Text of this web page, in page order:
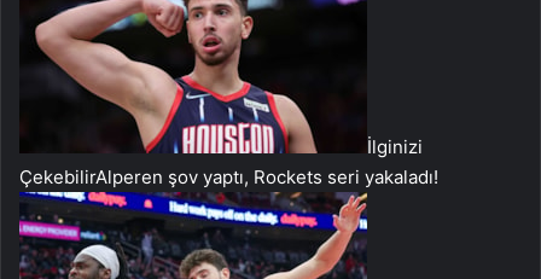
İlginizi
ÇekebilirAlperen şov yaptı, Rockets seri yakaladı!